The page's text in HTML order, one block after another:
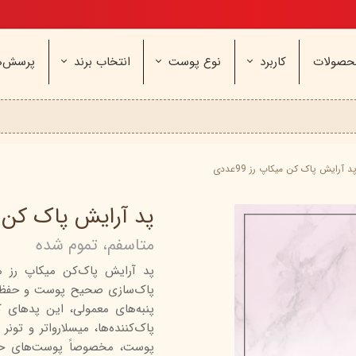
کاربرد
عطر - ادکلن
اسپری بدن
دئودرانت - مام
نوع پوست انتخاب برند
نیوره بیول
ایپک
شون
ویتابلا سینره
سیلکر
سی‌گل
نو‌ آکنه ویتالیر
هرمودر
پد آرایش پاک کن میکاپ رز 99عددی
پد آرایش پاک کن
متاسفم، تموم شده
پد آرایش پاک‌کن میکاپ رز
پاک‌سازی صحیح پوست و حفظ
پاک‌کننده‌ها، میسلارواتر و
پوست، مخصوصاً پوست‌های